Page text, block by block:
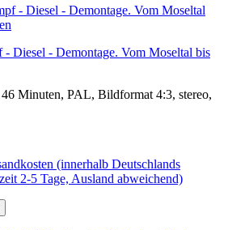
Diesel - Demontage. Vom Moseltal bis
Minuten, PAL, Bildformat 4:3, stereo,
(innerhalb Deutschlands
2-5 Tage, Ausland abweichend)